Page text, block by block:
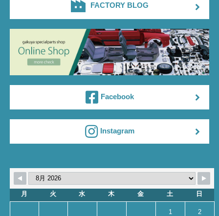
Facebook
Instagram
FACTORY BLOG
月 火 水 木 金 土 日
1 2